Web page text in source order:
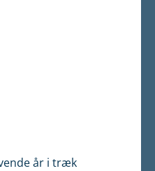
år i træk